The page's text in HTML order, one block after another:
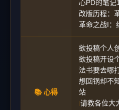
心PD的笔记
改版历程：
革命之战I：
📚 心得
欲投稿个人
欲投稿开设
法书要去哪
想回锅却不
站
|请教各位大